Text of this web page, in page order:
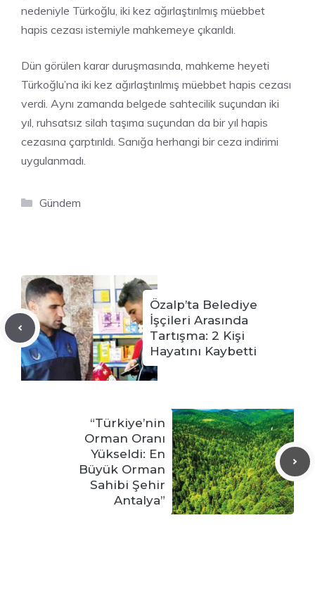
nedeniyle Türkoğlu, iki kez ağırlaştırılmış müebbet
hapis cezası istemiyle mahkemeye çıkarıldı.
Dün görülen karar duruşmasında, mahkeme heyeti
Türkoğlu’na iki kez ağırlaştırılmış müebbet hapis cezası
verdi. Aynı zamanda belgede sahtecilik suçundan iki
yıl, ruhsatsız silah taşıma suçundan da bir yıl hapis
cezasına çarptırıldı. Sanığa herhangi bir ceza indirimi
uygulanmadı.
Kategoriler
Gündem
Özalp’ta Belediye
İşçileri Arasında
Tartışma: 2 Kişi
Hayatını Kaybetti
“Türkiye’nin
Orman Oranı
Yükseldi: En
Büyük Orman
Sahibi Şehir
Antalya”